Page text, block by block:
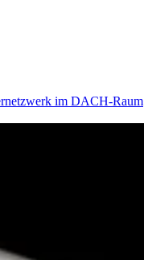
im DACH-Raum